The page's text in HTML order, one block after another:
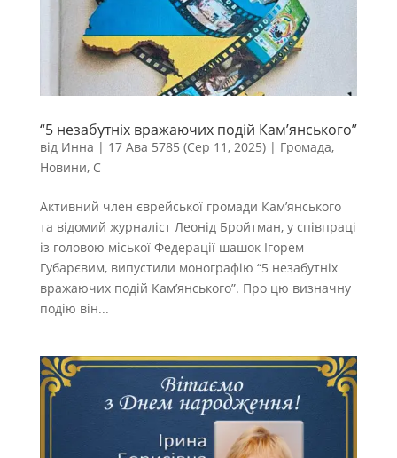
“5 незабутніх вражаючих подій Кам’янського”
від Инна | 17 Ава 5785 (Сер 11, 2025)| Громада,
Новини, С
Активний член єврейської громади Кам’янського
та відомий журналіст Леонід Бройтман, у співпраці
із головою міської Федерації шашок Ігорем
Губарєвим, випустили монографію “5 незабутніх
вражаючих подій Кам’янського”. Про цю визначну
подію він...